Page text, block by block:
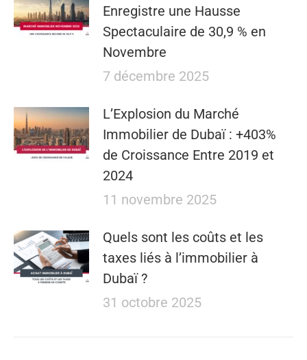
Enregistre une Hausse
Spectaculaire de 30,9 % en
Novembre
7 décembre 2025
L’Explosion du Marché
Immobilier de Dubaï : +403%
de Croissance Entre 2019 et
2024
11 novembre 2025
Quels sont les coûts et les
taxes liés à l’immobilier à
Dubaï ?
31 octobre 2025